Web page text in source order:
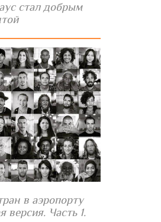
стал добрым
в аэропорту
версия. Часть 1.